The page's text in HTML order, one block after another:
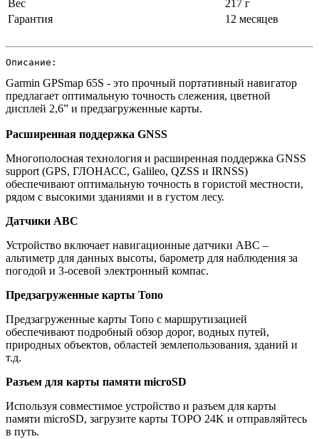
Вес
217 г
Гарантия
12 месяцев
Описание:
Garmin GPSmap 65S - это прочный портативный навигатор
предлагает оптимальную точность слежения, цветной
дисплей 2,6” и предзагруженные карты.
Расширенная поддержка GNSS
Многополосная технология и расширенная поддержка GNSS
support (GPS, ГЛОНАСС, Galileo, QZSS и IRNSS)
обеспечивают оптимальную точность в гористой местности,
рядом с высокими зданиями и в густом лесу.
Датчики ABC
Устройство включает навигационные датчики ABC –
альтиметр для данных высоты, барометр для наблюдения за
погодой и 3-осевой электронный компас.
Предзагруженные карты Топо
Предзагруженные карты Топо с маршрутизацией
обеспечивают подробный обзор дорог, водных путей,
природных объектов, областей землепользования, зданий и
т.д.
Разъем для карты памяти microSD
Используя совместимое устройство и разъем для карты
памяти microSD, загрузите карты TOPO 24K и отправляйтесь
в путь.